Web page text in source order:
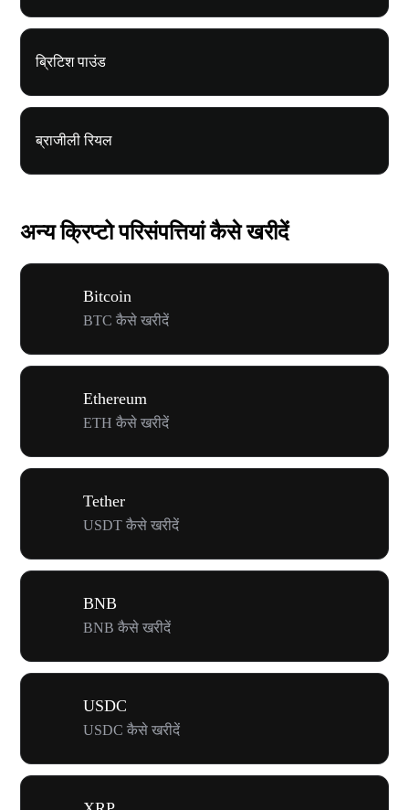
ब्रिटिश पाउंड
ब्राजीली रियल
अन्य क्रिप्टो परिसंपत्तियां कैसे खरीदें
Bitcoin
BTC कैसे खरीदें
Ethereum
ETH कैसे खरीदें
Tether
USDT कैसे खरीदें
BNB
BNB कैसे खरीदें
USDC
USDC कैसे खरीदें